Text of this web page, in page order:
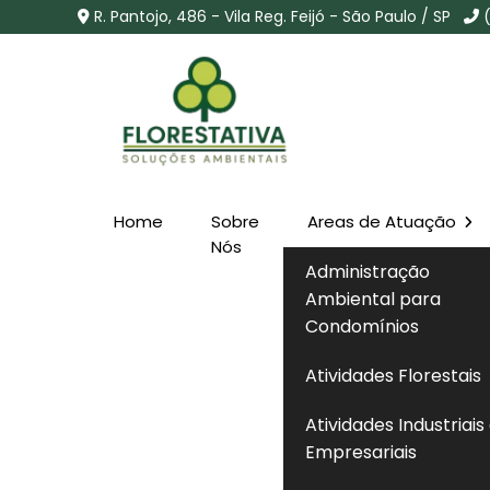
R. Pantojo, 486 - Vila Reg. Feijó - São Paulo / SP
Home
Sobre
Nós
Areas de Atuação
Administração
Ambiental para
Condomínios
Atividades Florestais
Atividades Industriais
Empresariais
Laudo Ambiental em
Laudo Ambiental em Itapira -
habilitado com a finalidade de avaliar
atividade, identificando impactos